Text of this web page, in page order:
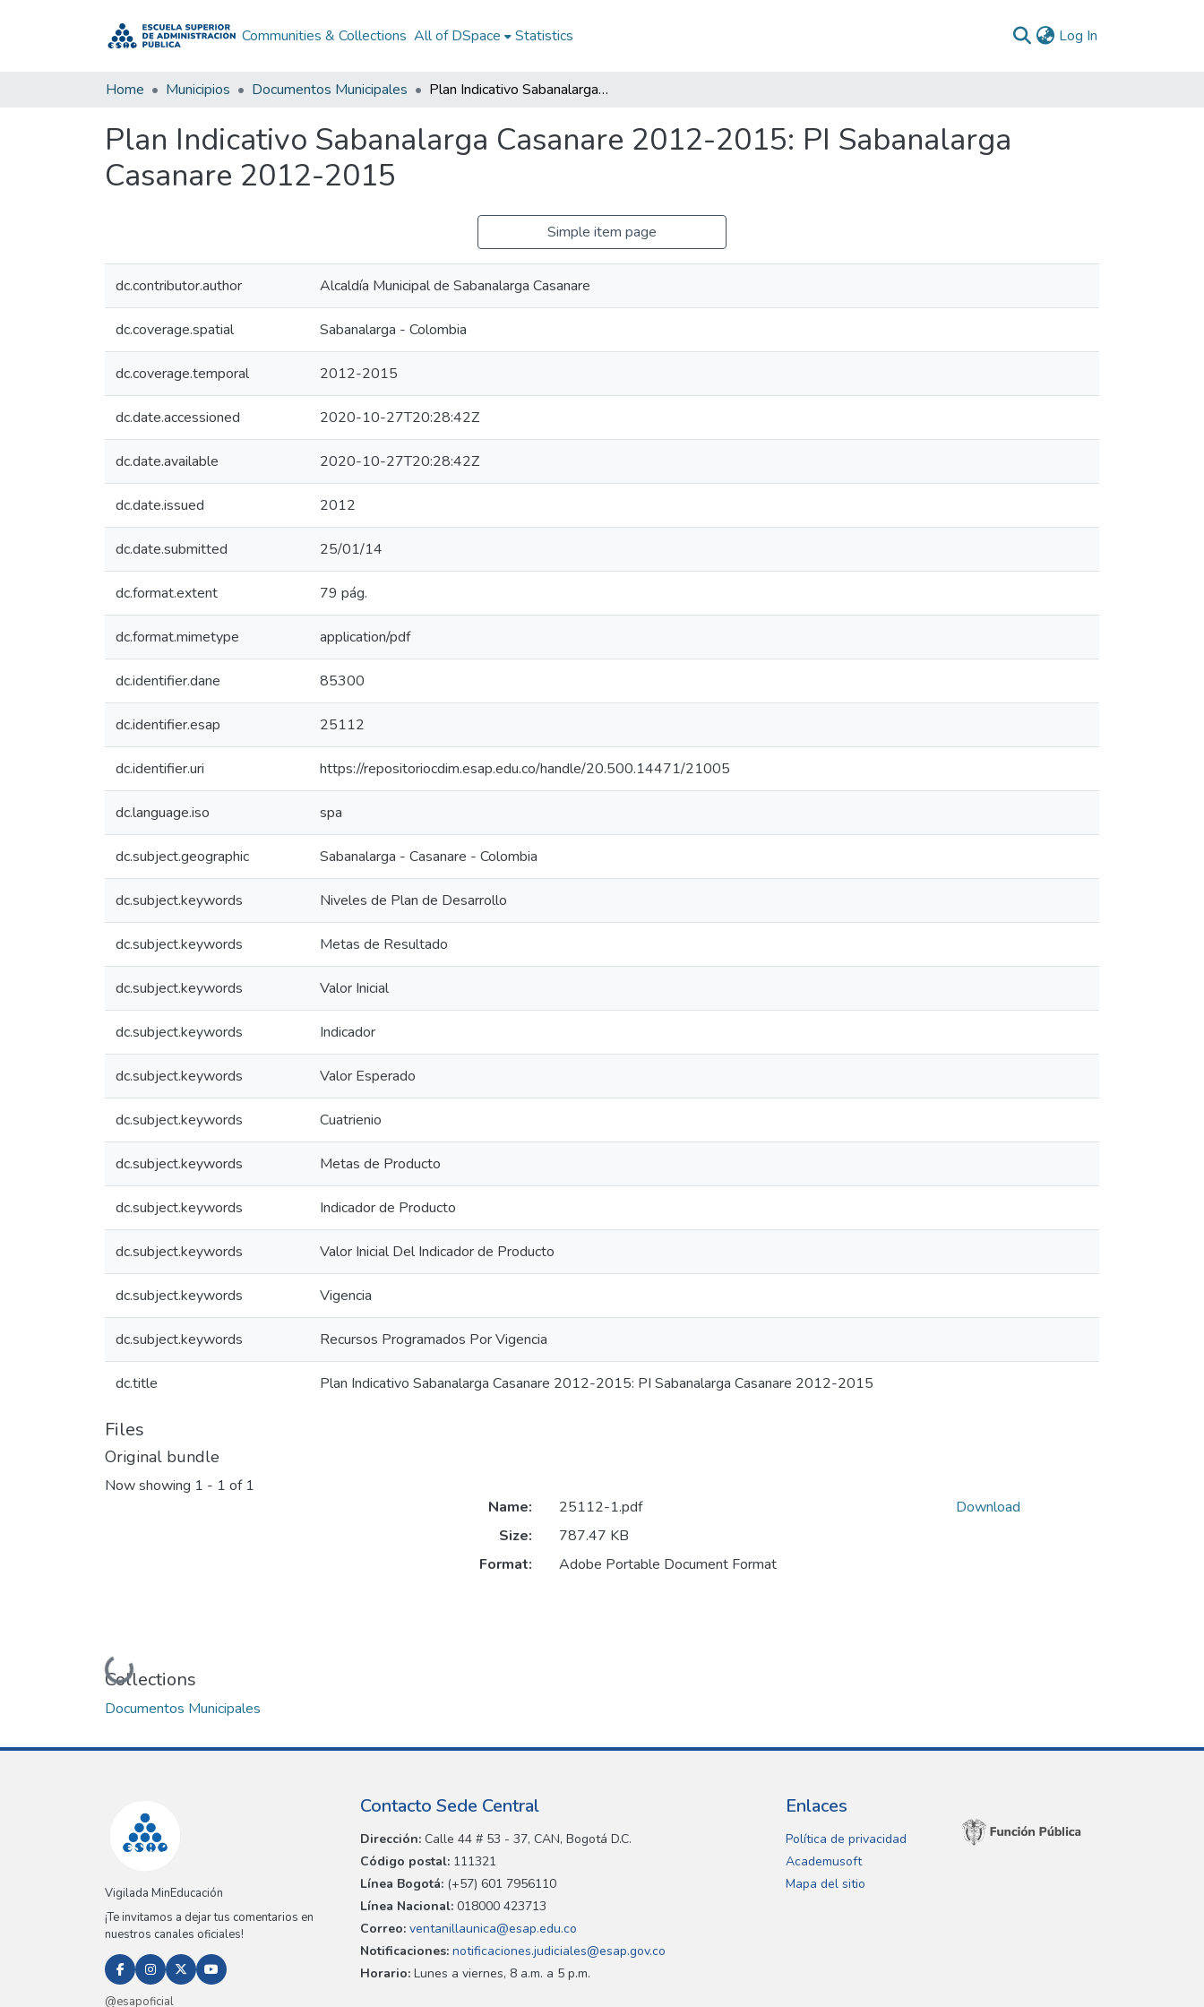
Communities & Collections All of DSpace Statistics Log In
Home Municipios Documentos Municipales Plan Indicativo Sabanalarga Casanare 2012-2015: PI Sabanalarga Casanare 2012-2015
Plan Indicativo Sabanalarga Casanare 2012-2015: PI Sabanalarga
Casanare 2012-2015
Simple item page
dc.contributor.author Alcaldía Municipal de Sabanalarga Casanare
dc.coverage.spatial Sabanalarga - Colombia
dc.coverage.temporal 2012-2015
dc.date.accessioned 2020-10-27T20:28:42Z
dc.date.available 2020-10-27T20:28:42Z
dc.date.issued 2012
dc.date.submitted 25/01/14
dc.format.extent 79 pág.
dc.format.mimetype application/pdf
dc.identifier.dane 85300
dc.identifier.esap 25112
dc.identifier.uri https://repositoriocdim.esap.edu.co/handle/20.500.14471/21005
dc.language.iso spa
dc.subject.geographic Sabanalarga - Casanare - Colombia
dc.subject.keywords Niveles de Plan de Desarrollo
dc.subject.keywords Metas de Resultado
dc.subject.keywords Valor Inicial
dc.subject.keywords Indicador
dc.subject.keywords Valor Esperado
dc.subject.keywords Cuatrienio
dc.subject.keywords Metas de Producto
dc.subject.keywords Indicador de Producto
dc.subject.keywords Valor Inicial Del Indicador de Producto
dc.subject.keywords Vigencia
dc.subject.keywords Recursos Programados Por Vigencia
dc.title Plan Indicativo Sabanalarga Casanare 2012-2015: PI Sabanalarga Casanare 2012-2015
Files
Original bundle
Now showing 1 - 1 of 1
Loading...
Name:
25112-1.pdf
Size:
787.47 KB
Format:
Adobe Portable Document Format
Download
Collections
Documentos Municipales
Vigilada MinEducación
¡Te invitamos a dejar tus comentarios en
nuestros canales oficiales!
@esapoficial
Contacto Sede Central
Dirección: Calle 44 # 53 - 37, CAN, Bogotá D.C.
Código postal: 111321
Línea Bogotá: (+57) 601 7956110
Línea Nacional: 018000 423713
Correo: ventanillaunica@esap.edu.co
Notificaciones: notificaciones.judiciales@esap.gov.co
Horario: Lunes a viernes, 8 a.m. a 5 p.m.
Enlaces
Política de privacidad
Academusoft
Mapa del sitio